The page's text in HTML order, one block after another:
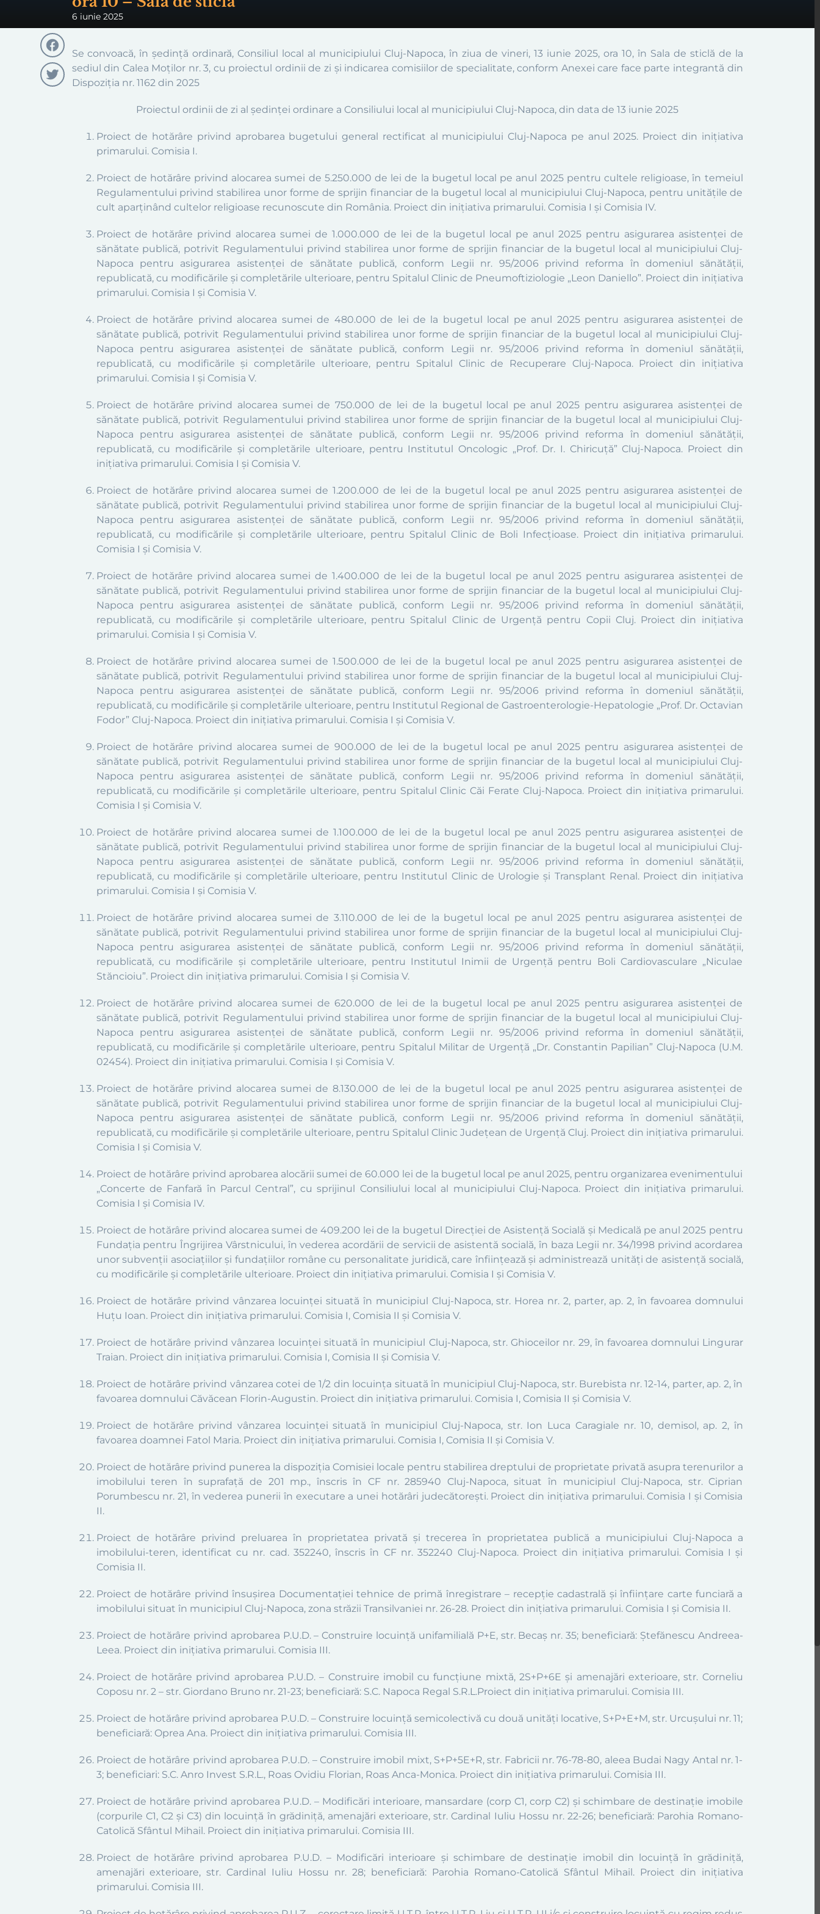
6 iunie 2025
Facebook
Se convoacă, înşedinţă ordinară, Consiliul local al municipiului Cluj-Napoca, în ziua de vineri, 13 iunie 2025, ora 10, în Sala de sticlă de la
sediul din Calea Moţilor nr. 3, cu proiectul ordinii de zi și indicarea comisiilor de specialitate, conform Anexei care face parte integrantă din
Dispoziția nr. 1162din 2025
Proiectul ordinii de zi al ședinței ordinare a Consiliului local al municipiului Cluj-Napoca, din data de 13 iunie 2025
Proiect de hotărâre privind aprobarea bugetului general rectificat al municipiului Cluj-Napoca pe anul 2025. Proiect din inițiativa
primarului. Comisia I.
Proiect de hotărâre privind alocarea sumei de 5.250.000 de lei de la bugetul local pe anul 2025 pentru cultele religioase, în temeiul
Regulamentului privind stabilirea unor forme de sprijin financiar de la bugetul local al municipiului Cluj-Napoca, pentru unitățile de
cult aparținând cultelor religioase recunoscute din România. Proiect din inițiativa primarului. Comisia I și Comisia IV.
Proiect de hotărâre privind alocarea sumei de 1.000.000 de lei de la bugetul local pe anul 2025 pentru asigurarea asistenței de
sănătate publică, potrivit Regulamentului privind stabilirea unor forme de sprijin financiar de la bugetul local al municipiului Cluj-
Napoca pentru asigurarea asistenței de sănătate publică, conform Legii nr. 95/2006 privind reforma în domeniul sănătății,
republicată, cu modificările și completările ulterioare, pentru Spitalul Clinic de Pneumoftiziologie „Leon Daniello”. Proiect din inițiativa
primarului. Comisia I și Comisia V.
Proiect de hotărâre privind alocarea sumei de 480.000 de lei de la bugetul local pe anul 2025 pentru asigurarea asistenței de
sănătate publică, potrivit Regulamentului privind stabilirea unor forme de sprijin financiar de la bugetul local al municipiului Cluj-
Napoca pentru asigurarea asistenței de sănătate publică, conform Legii nr. 95/2006 privind reforma în domeniul sănătății,
republicată, cu modificările și completările ulterioare, pentru Spitalul Clinic de Recuperare Cluj-Napoca. Proiect din inițiativa
primarului. Comisia I și Comisia V.
Proiect de hotărâre privind alocarea sumei de 750.000 de lei de la bugetul local pe anul 2025 pentru asigurarea asistenței de
sănătate publică, potrivit Regulamentului privind stabilirea unor forme de sprijin financiar de la bugetul local al municipiului Cluj-
Napoca pentru asigurarea asistenței de sănătate publică, conform Legii nr. 95/2006 privind reforma în domeniul sănătății,
republicată, cu modificările și completările ulterioare, pentru Institutul Oncologic „Prof. Dr. I. Chiricuță” Cluj-Napoca. Proiect din
inițiativa primarului. Comisia I și Comisia V.
Proiect de hotărâre privind alocarea sumei de 1.200.000 de lei de la bugetul local pe anul 2025 pentru asigurarea asistenței de
sănătate publică, potrivit Regulamentului privind stabilirea unor forme de sprijin financiar de la bugetul local al municipiului Cluj-
Napoca pentru asigurarea asistenței de sănătate publică, conform Legii nr. 95/2006 privind reforma în domeniul sănătății,
republicată, cu modificările și completările ulterioare, pentru Spitalul Clinic de Boli Infecțioase. Proiect din inițiativa primarului.
Comisia I și Comisia V.
Proiect de hotărâre privind alocarea sumei de 1.400.000 de lei de la bugetul local pe anul 2025 pentru asigurarea asistenței de
sănătate publică, potrivit Regulamentului privind stabilirea unor forme de sprijin financiar de la bugetul local al municipiului Cluj-
Napoca pentru asigurarea asistenței de sănătate publică, conform Legii nr. 95/2006 privind reforma în domeniul sănătății,
republicată, cu modificările și completările ulterioare, pentru Spitalul Clinic de Urgență pentru Copii Cluj. Proiect din inițiativa
primarului. Comisia I și Comisia V.
Proiect de hotărâre privind alocarea sumei de 1.500.000 de lei de la bugetul local pe anul 2025 pentru asigurarea asistenței de
sănătate publică, potrivit Regulamentului privind stabilirea unor forme de sprijin financiar de la bugetul local al municipiului Cluj-
Napoca pentru asigurarea asistenței de sănătate publică, conform Legii nr. 95/2006 privind reforma în domeniul sănătății,
republicată, cu modificările și completările ulterioare, pentru Institutul Regional de Gastroenterologie-Hepatologie „Prof. Dr. Octavian
Fodor” Cluj-Napoca. Proiect din inițiativa primarului. Comisia I și Comisia V.
Proiect de hotărâre privind alocarea sumei de 900.000 de lei de la bugetul local pe anul 2025 pentru asigurarea asistenței de
sănătate publică, potrivit Regulamentului privind stabilirea unor forme de sprijin financiar de la bugetul local al municipiului Cluj-
Napoca pentru asigurarea asistenței de sănătate publică, conform Legii nr. 95/2006 privind reforma în domeniul sănătății,
republicată, cu modificările și completările ulterioare, pentru Spitalul Clinic Căi Ferate Cluj-Napoca. Proiect din inițiativa primarului.
Comisia I și Comisia V.
Proiect de hotărâre privind alocarea sumei de 1.100.000 de lei de la bugetul local pe anul 2025 pentru asigurarea asistenței de
sănătate publică, potrivit Regulamentului privind stabilirea unor forme de sprijin financiar de la bugetul local al municipiului Cluj-
Napoca pentru asigurarea asistenței de sănătate publică, conform Legii nr. 95/2006 privind reforma în domeniul sănătății,
republicată, cu modificările și completările ulterioare, pentru Institutul Clinic de Urologie și Transplant Renal. Proiect din inițiativa
primarului. Comisia I și Comisia V.
Proiect de hotărâre privind alocarea sumei de 3.110.000 de lei de la bugetul local pe anul 2025 pentru asigurarea asistenței de
sănătate publică, potrivit Regulamentului privind stabilirea unor forme de sprijin financiar de la bugetul local al municipiului Cluj-
Napoca pentru asigurarea asistenței de sănătate publică, conform Legii nr. 95/2006 privind reforma în domeniul sănătății,
republicată, cu modificările și completările ulterioare, pentru Institutul Inimii de Urgență pentru Boli Cardiovasculare „Niculae
Stăncioiu”. Proiect din inițiativa primarului. Comisia I și Comisia V.
Proiect de hotărâre privind alocarea sumei de 620.000 de lei de la bugetul local pe anul 2025 pentru asigurarea asistenței de
sănătate publică, potrivit Regulamentului privind stabilirea unor forme de sprijin financiar de la bugetul local al municipiului Cluj-
Napoca pentru asigurarea asistenței de sănătate publică, conform Legii nr. 95/2006 privind reforma în domeniul sănătății,
republicată, cu modificările și completările ulterioare, pentru Spitalul Militar de Urgenţă „Dr. Constantin Papilian” Cluj-Napoca (U.M.
02454). Proiect din inițiativa primarului. Comisia I și Comisia V.
Proiect de hotărâre privind alocarea sumei de 8.130.000 de lei de la bugetul local pe anul 2025 pentru asigurarea asistenței de
sănătate publică, potrivit Regulamentului privind stabilirea unor forme de sprijin financiar de la bugetul local al municipiului Cluj-
Napoca pentru asigurarea asistenței de sănătate publică, conform Legii nr. 95/2006 privind reforma în domeniul sănătății,
republicată, cu modificările și completările ulterioare, pentru Spitalul Clinic Județean de Urgență Cluj. Proiect din inițiativa primarului.
Comisia I și Comisia V.
Proiect de hotărâre privind aprobarea alocării sumei de 60.000 lei de la bugetul local pe anul 2025, pentru organizarea evenimentului
„Concerte de Fanfară în Parcul Central”, cu sprijinul Consiliului local al municipiului Cluj-Napoca. Proiect din inițiativa primarului.
Comisia I și Comisia IV.
Proiect de hotărâre privind alocarea sumei de 409.200 lei de la bugetul Direcției de Asistență Socială și Medicală pe anul 2025 pentru
Fundația pentru Îngrijirea Vârstnicului, în vederea acordării de servicii de asistentă socială, în baza Legii nr. 34/1998 privind acordarea
unor subvenții asociațiilor și fundațiilor române cu personalitate juridică, care înființează și administrează unități de asistență socială,
cu modificările și completările ulterioare. Proiect din inițiativa primarului. Comisia I și Comisia V.
Proiect de hotărâre privind vânzarea locuinței situată în municipiul Cluj-Napoca, str. Horea nr. 2, parter, ap. 2, în favoarea domnului
Huțu Ioan. Proiect din inițiativa primarului. Comisia I, Comisia II și Comisia V.
Proiect de hotărâre privind vânzarea locuinței situată în municipiul Cluj-Napoca, str. Ghioceilor nr. 29, în favoarea domnului Lingurar
Traian. Proiect din inițiativa primarului. Comisia I, Comisia II și Comisia V.
Proiect de hotărâre privind vânzarea cotei de 1/2 din locuința situată în municipiul Cluj-Napoca, str. Burebista nr. 12-14, parter, ap. 2, în
favoarea domnului Căvăcean Florin-Augustin. Proiect din inițiativa primarului. Comisia I, Comisia II și Comisia V.
Proiect de hotărâre privind vânzarea locuinței situată în municipiul Cluj-Napoca, str. Ion Luca Caragiale nr. 10, demisol, ap. 2, în
favoarea doamnei Fatol Maria. Proiect din inițiativa primarului. Comisia I, Comisia II și Comisia V.
Proiect de hotărâre privind punerea la dispoziția Comisiei locale pentru stabilirea dreptului de proprietate privată asupra terenurilor a
imobilului teren în suprafață de 201 mp., înscris în CF nr. 285940 Cluj-Napoca, situat în municipiul Cluj-Napoca, str. Ciprian
Porumbescu nr. 21, în vederea punerii în executare a unei hotărâri judecătorești. Proiect din inițiativa primarului. Comisia I și Comisia
II.
Proiect de hotărâre privind preluarea în proprietatea privată și trecerea în proprietatea publică a municipiului Cluj-Napoca a
imobilului-teren, identificat cu nr. cad. 352240, înscris în CF nr. 352240 Cluj-Napoca. Proiect din inițiativa primarului. Comisia I și
Comisia II.
Proiect de hotărâre privind însușirea Documentației tehnice de primă înregistrare – recepție cadastrală și înființare carte funciară a
imobilului situat în municipiul Cluj-Napoca, zona străzii Transilvaniei nr. 26-28. Proiect din inițiativa primarului. Comisia I și Comisia II.
Proiect de hotărâre privind aprobarea P.U.D. – Construire locuință unifamilială P+E, str. Becaș nr. 35; beneficiară: Ștefănescu Andreea-
Leea. Proiect din inițiativa primarului. Comisia III.
Proiect de hotărâre privind aprobarea P.U.D. – Construire imobil cu funcțiune mixtă, 2S+P+6E și amenajări exterioare, str. Corneliu
Coposu nr. 2 – str. Giordano Bruno nr. 21-23; beneficiară: S.C. Napoca Regal S.R.L.Proiect din inițiativa primarului. Comisia III.
Proiect de hotărâre privind aprobarea P.U.D. – Construire locuință semicolectivă cu două unități locative, S+P+E+M, str. Urcușului nr. 11;
beneficiară: Oprea Ana. Proiect din inițiativa primarului. Comisia III.
Proiect de hotărâre privind aprobarea P.U.D. – Construire imobil mixt, S+P+5E+R, str. Fabricii nr. 76-78-80, aleea Budai Nagy Antal nr. 1-
3; beneficiari: S.C. Anro Invest S.R.L., Roas Ovidiu Florian, Roas Anca-Monica. Proiect din inițiativa primarului. Comisia III.
Proiect de hotărâre privind aprobarea P.U.D. – Modificări interioare, mansardare (corp C1, corp C2) și schimbare de destinație imobile
(corpurile C1, C2 și C3) din locuință în grădiniță, amenajări exterioare, str. Cardinal Iuliu Hossu nr. 22-26; beneficiară: Parohia Romano-
Catolică Sfântul Mihail. Proiect din inițiativa primarului. Comisia III.
Proiect de hotărâre privind aprobarea P.U.D. – Modificări interioare și schimbare de destinație imobil din locuință în grădiniță,
amenajări exterioare, str. Cardinal Iuliu Hossu nr. 28; beneficiară: Parohia Romano-Catolică Sfântul Mihail. Proiect din inițiativa
primarului. Comisia III.